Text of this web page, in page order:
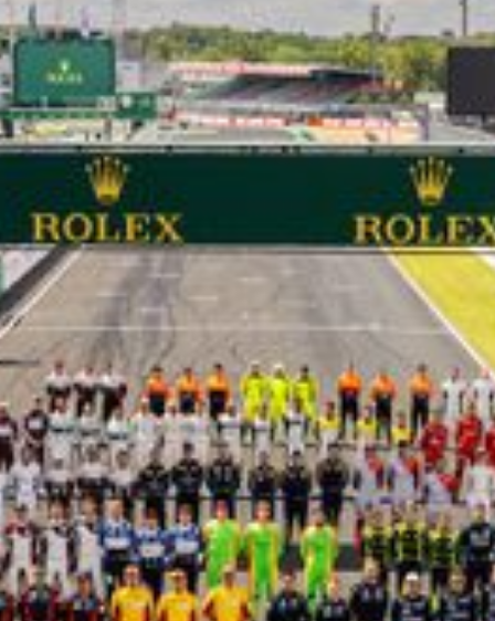
LES CATÉGORIES
PALMARÈS
HOSPITALITÉS
DÉVELOPPEMENT DURABLE
PARTENAIRES
NEWSLETTER